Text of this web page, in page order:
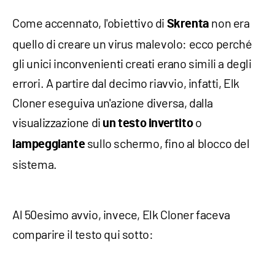
Come accennato, l'obiettivo di Skrenta non era
quello di creare un virus malevolo: ecco perché
gli unici inconvenienti creati erano simili a degli
errori. A partire dal decimo riavvio, infatti, Elk
Cloner eseguiva un'azione diversa, dalla
visualizzazione di un testo invertitoo
lampeggiantesullo schermo, fino al blocco del
sistema.
Al 50esimo avvio, invece, Elk Cloner faceva
comparire il testo qui sotto: